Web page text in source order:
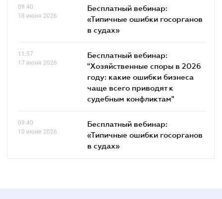
09.40
18 июня 2026
Бесплатный вебинар:
«Типичные ошибки госорганов
в судах»
11.57
17 июня 2026
Бесплатный вебинар:
"Хозяйственные споры в 2026
году: какие ошибки бизнеса
чаще всего приводят к
судебным конфликтам"
09.40
10 июня 2026
Бесплатный вебинар:
«Типичные ошибки госорганов
в судах»